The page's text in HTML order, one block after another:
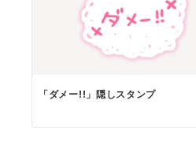
「ダメー!!」隠しスタンプ